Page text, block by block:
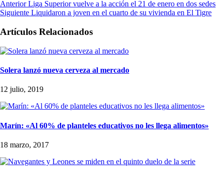
Anterior Liga Superior vuelve a la acción el 21 de enero en dos sedes
Siguiente Liquidaron a joven en el cuarto de su vivienda en El Tigre
Artículos Relacionados
Solera lanzó nueva cerveza al mercado
12 julio, 2019
Marín: «Al 60% de planteles educativos no les llega alimentos»
18 marzo, 2017